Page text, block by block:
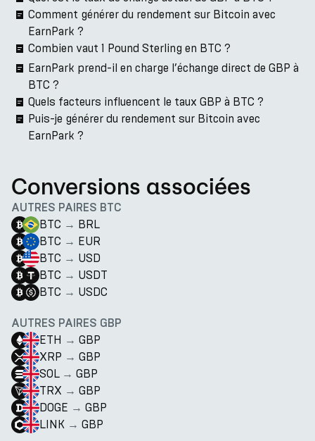
Comment générer du rendement sur Bitcoin avec
EarnPark ?
Combien vaut 1 Pound Sterling en BTC ?
EarnPark prend-il en charge l’échange direct de GBP à
BTC ?
Quels facteurs influencent le taux GBP à BTC ?
Puis-je générer du rendement sur Bitcoin avec
EarnPark ?
Conversions associées
AUTRES PAIRES BTC
BTC → BRL
BTC → EUR
BTC → USD
BTC → USDT
BTC → USDC
AUTRES PAIRES GBP
ETH → GBP
XRP → GBP
SOL → GBP
TRX → GBP
DOGE → GBP
LINK → GBP